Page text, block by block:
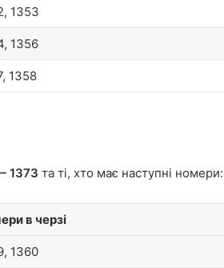
1353
1356
1358
1373 та ті, хто має наступні номери:
в черзі
1360